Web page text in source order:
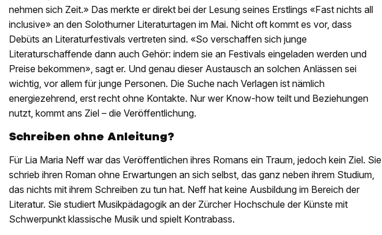
nehmen sich Zeit.» Das merkte er direkt bei der Lesung seines Erstlings «Fast nichts all
inclusive» an den Solothurner Literaturtagen im Mai. Nicht oft kommt es vor, dass
Debüts an Literaturfestivals vertreten sind. «So verschaffen sich junge
Literaturschaffende dann auch Gehör: indem sie an Festivals eingeladen werden und
Preise bekommen», sagt er. Und genau dieser Austausch an solchen Anlässen sei
wichtig, vor allem für junge Personen. Die Suche nach Verlagen ist nämlich
energiezehrend, erst recht ohne Kontakte. Nur wer Know-how teilt und Beziehungen
nutzt, kommt ans Ziel – die Veröffentlichung.
Schreiben ohne Anleitung?
Für Lia Maria Neff war das Veröffentlichen ihres Romans ein Traum, jedoch kein Ziel. Sie
schrieb ihren Roman ohne Erwartungen an sich selbst, das ganz neben ihrem Studium,
das nichts mit ihrem Schreiben zu tun hat. Neff hat keine Ausbildung im Bereich der
Literatur. Sie studiert Musikpädagogik an der Zürcher Hochschule der Künste mit
Schwerpunkt klassische Musik und spielt Kontrabass.